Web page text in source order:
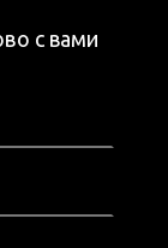
с вами